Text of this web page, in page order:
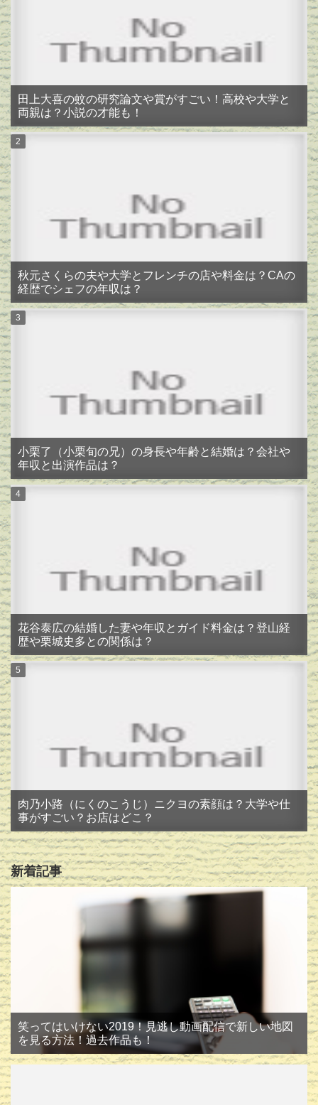
田上大喜の蚊の研究論文や賞がすごい！高校や大学と
両親は？小説の才能も！
秋元さくらの夫や大学とフレンチの店や料金は？CAの
経歴でシェフの年収は？
小栗了（小栗旬の兄）の身長や年齢と結婚は？会社や
年収と出演作品は？
花谷泰広の結婚した妻や年収とガイド料金は？登山経
歴や栗城史多との関係は？
肉乃小路（にくのこうじ）ニクヨの素顔は？大学や仕
事がすごい？お店はどこ？
新着記事
笑ってはいけない2019！見逃し動画配信で新しい地図
を見る方法！過去作品も！